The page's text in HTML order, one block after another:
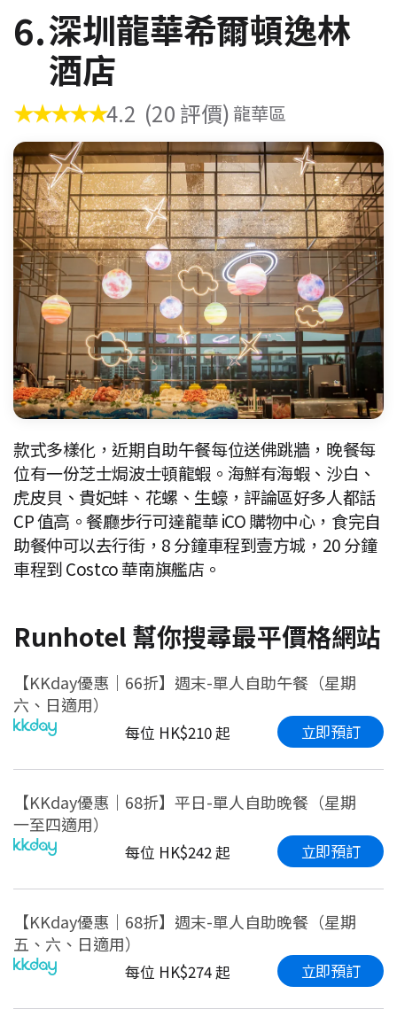
6.深圳龍華希爾頓逸林
酒店
★★★★★4.2 (20 評價) 龍華區
款式多樣化，近期自助午餐每位送佛跳牆，晚餐每
位有一份芝士焗波士頓龍蝦。海鮮有海蝦、沙白、
虎皮貝、貴妃蚌、花螺、生蠔，評論區好多人都話
CP 值高。餐廳步行可達龍華 iCO 購物中心，食完自
助餐仲可以去行街，8 分鐘車程到壹方城，20 分鐘
車程到 Costco 華南旗艦店。
Runhotel 幫你搜尋最平價格網站
【KKday優惠｜66折】週末-單人自助午餐（星期
六、日適用）
每位 HK$210 起 立即預訂
【KKday優惠｜68折】平日-單人自助晚餐（星期
一至四適用）
每位 HK$242 起 立即預訂
【KKday優惠｜68折】週末-單人自助晚餐（星期
五、六、日適用）
每位 HK$274 起 立即預訂